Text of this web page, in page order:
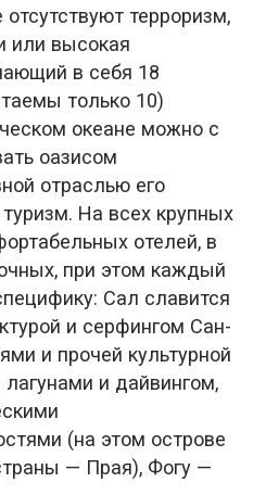
отсутствуют терроризм,
или высокая
в себя 18
только 10)
океане можно с
оазисом
отраслью его
На всех крупных
отелей, в
при этом каждый
Сал славится
и серфингом Сан-
и прочей культурной
и дайвингом,
(на этом острове
— Прая), Фогу —